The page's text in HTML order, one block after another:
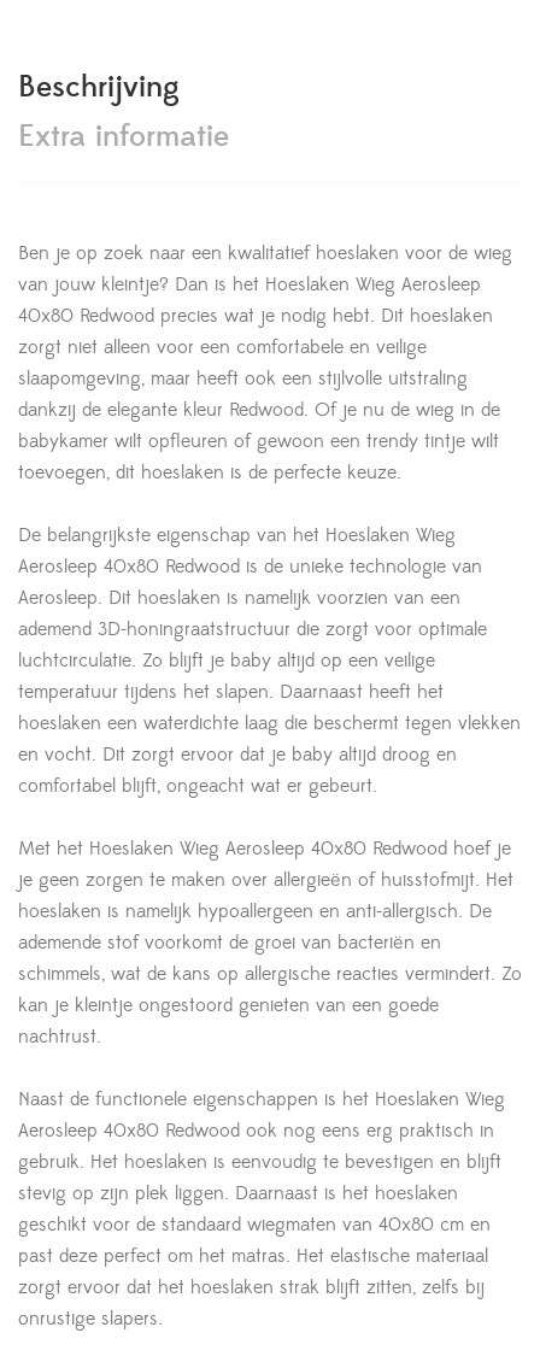
Beschrijving
Extra informatie
Ben je op zoek naar een kwalitatief hoeslaken voor de wieg
van jouw kleintje? Dan is het Hoeslaken Wieg Aerosleep
40x80 Redwood precies wat je nodig hebt. Dit hoeslaken
zorgt niet alleen voor een comfortabele en veilige
slaapomgeving, maar heeft ook een stijlvolle uitstraling
dankzij de elegante kleur Redwood. Of je nu de wieg in de
babykamer wilt opfleuren of gewoon een trendy tintje wilt
toevoegen, dit hoeslaken is de perfecte keuze.
De belangrijkste eigenschap van het Hoeslaken Wieg
Aerosleep 40x80 Redwood is de unieke technologie van
Aerosleep. Dit hoeslaken is namelijk voorzien van een
ademend 3D-honingraatstructuur die zorgt voor optimale
luchtcirculatie. Zo blijft je baby altijd op een veilige
temperatuur tijdens het slapen. Daarnaast heeft het
hoeslaken een waterdichte laag die beschermt tegen vlekken
en vocht. Dit zorgt ervoor dat je baby altijd droog en
comfortabel blijft, ongeacht wat er gebeurt.
Met het Hoeslaken Wieg Aerosleep 40x80 Redwood hoef je
je geen zorgen te maken over allergieën of huisstofmijt. Het
hoeslaken is namelijk hypoallergeen en anti-allergisch. De
ademende stof voorkomt de groei van bacteriën en
schimmels, wat de kans op allergische reacties vermindert. Zo
kan je kleintje ongestoord genieten van een goede
nachtrust.
Naast de functionele eigenschappen is het Hoeslaken Wieg
Aerosleep 40x80 Redwood ook nog eens erg praktisch in
gebruik. Het hoeslaken is eenvoudig te bevestigen en blijft
stevig op zijn plek liggen. Daarnaast is het hoeslaken
geschikt voor de standaard wiegmaten van 40x80 cm en
past deze perfect om het matras. Het elastische materiaal
zorgt ervoor dat het hoeslaken strak blijft zitten, zelfs bij
onrustige slapers.